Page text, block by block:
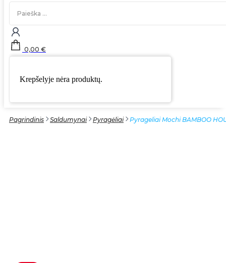
Search
0,00 €
Krepšelyje nėra produktų.
Pagrindinis Saldumynai Pyragėliai Pyrageliai Mochi BAMBOO